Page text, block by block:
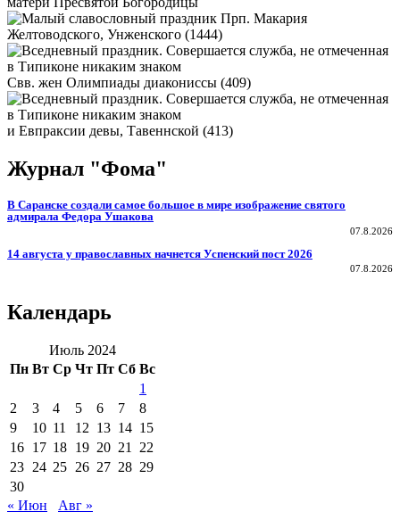
Прп. Макария
Желтоводского, Унженского (1444)
Свв. жен Олимпиады диакониссы (409)
и Евпраксии девы, Тавеннской (413)
Журнал "Фома"
В Саранске создали самое большое в мире изображение святого
адмирала Федора Ушакова
07.8.2026
14 августа у православных начнется Успенский пост 2026
07.8.2026
Календарь
Июль 2024
Пн Вт Ср Чт Пт Сб Вс
1
2
3 4 5 6 7
8
9
10 11 12 13 14 15
16 17 18 19 20 21
22
23 24 25 26 27 28 29
30
« Июн
Авг »